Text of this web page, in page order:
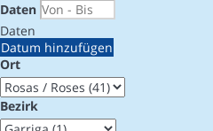
Daten
Daten
Datum hinzufügen
Ort
Bezirk